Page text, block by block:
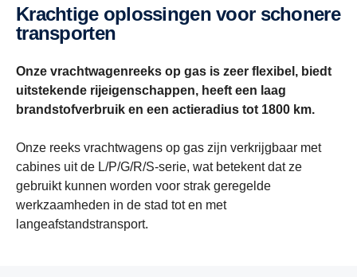
Krachtige oplossingen voor schonere
transporten
Onze vrachtwagenreeks op gas is zeer flexibel, biedt
uitstekende rijeigenschappen, heeft een laag
brandstofverbruik en een actieradius tot 1800 km.
Onze reeks vrachtwagens op gas zijn verkrijgbaar met
cabines uit de L/P/G/R/S-serie, wat betekent dat ze
gebruikt kunnen worden voor strak geregelde
werkzaamheden in de stad tot en met
langeafstandstransport.